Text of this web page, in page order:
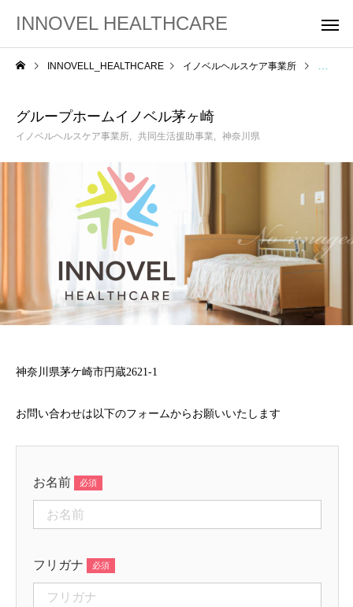
INNOVEL HEALTHCARE
INNOVELL_HEALTHCARE イノベルヘルスケア事業所 グルー
グループホームイノベル茅ヶ崎
イノベルヘルスケア事業所 共同生活援助事業 神奈川県
神奈川県茅ケ崎市円蔵2621-1
お問い合わせは以下のフォームからお願いいたします
お名前
フリガナ